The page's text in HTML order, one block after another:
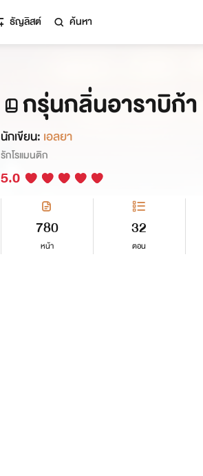
ธัญลิสต์ ค้นหา
กรุ่นกลิ่นอาราบิก้า
นักเขียน: เอลยา
รักโรแมนติก
5.0
780
หน้า
32
ตอน